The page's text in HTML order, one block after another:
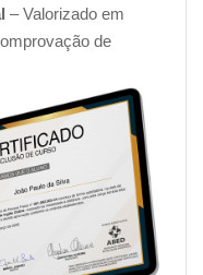
– Valorizado em
de